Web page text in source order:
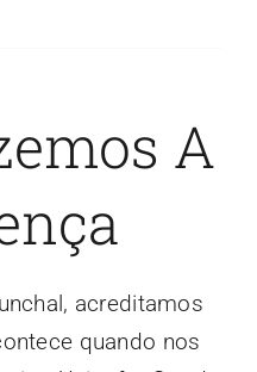
A
acreditamos
quando nos